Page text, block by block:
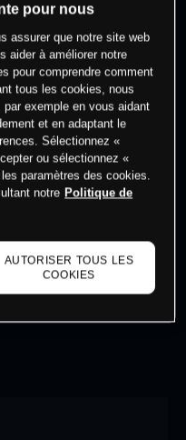
position à
trader
Log into see latest
pour nous
assurer que notre site web
aider à améliorer notre
pour comprendre comment
tous les cookies, nous
exemple en vous aidant
et en adaptant le
Sélectionnez «
ou sélectionnez «
paramètres des cookies.
notre Politique de
AUTORISER TOUS LES
COOKIES